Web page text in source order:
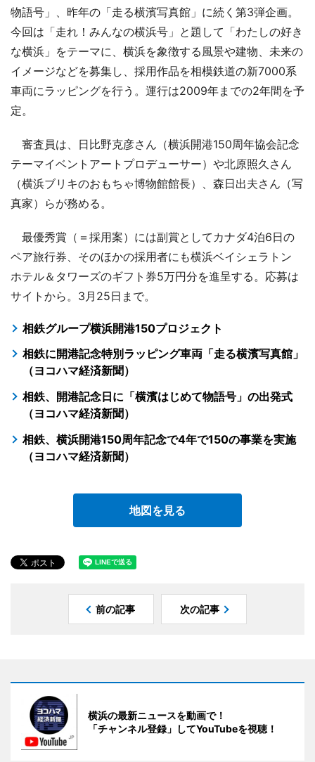
物語号」、昨年の「走る横濱写真館」に続く第3弾企画。
今回は「走れ！みんなの横浜号」と題して「わたしの好き
な横浜」をテーマに、横浜を象徴する風景や建物、未来の
イメージなどを募集し、採用作品を相模鉄道の新7000系
車両にラッピングを行う。運行は2009年までの2年間を予
定。
審査員は、日比野克彦さん（横浜開港150周年協会記念
テーマイベントアートプロデューサー）や北原照久さん
（横浜ブリキのおもちゃ博物館館長）、森日出夫さん（写
真家）らが務める。
最優秀賞（＝採用案）には副賞としてカナダ4泊6日の
ペア旅行券、そのほかの採用者にも横浜ベイシェラトン
ホテル＆タワーズのギフト券5万円分を進呈する。応募は
サイトから。3月25日まで。
相鉄グループ横浜開港150プロジェクト
相鉄に開港記念特別ラッピング車両「走る横濱写真館」
（ヨコハマ経済新聞）
相鉄、開港記念日に「横濱はじめて物語号」の出発式
（ヨコハマ経済新聞）
相鉄、横浜開港150周年記念で4年で150の事業を実施
（ヨコハマ経済新聞）
地図を見る
前の記事 次の記事
横浜の最新ニュースを動画で！
「チャンネル登録」してYouTubeを視聴！